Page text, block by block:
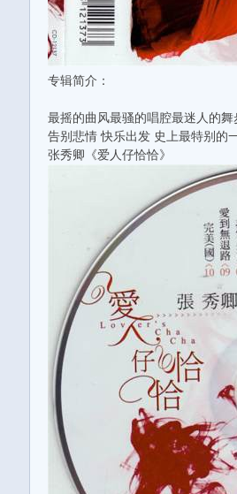
专辑简介：
最摇的曲风最骚的唱腔最迷人的舞
告别悲情 快乐出发 史上最特别的
张秀卿《爱人仔恰恰》